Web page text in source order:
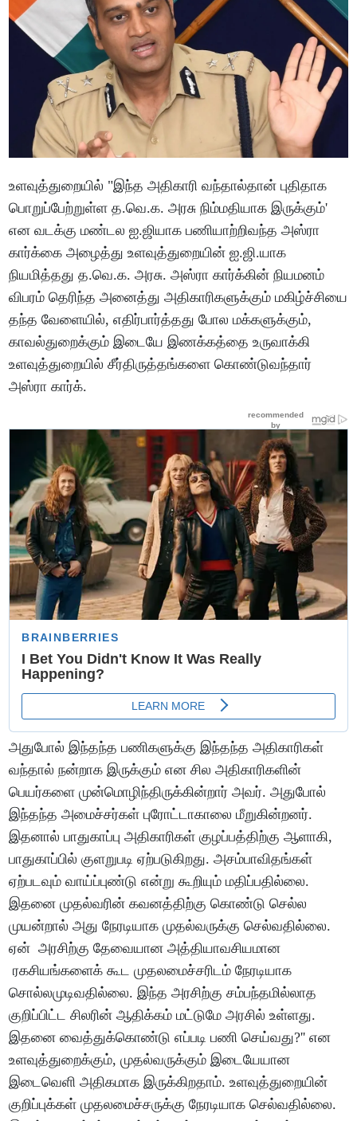
உளவுத்துறையில் "இந்த அதிகாரி வந்தால்தான் புதிதாக
பொறுப்பேற்றுள்ள த.வெ.க. அரசு நிம்மதியாக இருக்கும்'
என வடக்கு மண்டல ஐ.ஜியாக பணியாற்றிவந்த அஸ்ரா
கார்க்கை அழைத்து உளவுத்துறையின் ஐ.ஜி.யாக
நியமித்தது த.வெ.க. அரசு. அஸ்ரா கார்க்கின் நியமனம்
விபரம் தெரிந்த அனைத்து அதிகாரிகளுக்கும் மகிழ்ச்சியை
தந்த வேளையில், எதிர்பார்த்தது போல மக்களுக்கும்,
காவல்துறைக்கும் இடையே இணக்கத்தை உருவாக்கி
உளவுத்துறையில் சீர்திருத்தங்களை கொண்டுவந்தார்
அஸ்ரா கார்க்.
அதுபோல் இந்தந்த பணிகளுக்கு இந்தந்த அதிகாரிகள்
வந்தால் நன்றாக இருக்கும் என சில அதிகாரிகளின்
பெயர்களை முன்மொழிந்திருக்கின்றார் அவர். அதுபோல்
இந்தந்த அமைச்சர்கள் புரோட்டாகாலை மீறுகின்றனர்.
இதனால் பாதுகாப்பு அதிகாரிகள் குழப்பத்திற்கு ஆளாகி,
பாதுகாப்பில் குளறுபடி ஏற்படுகிறது. அசம்பாவிதங்கள்
ஏற்படவும் வாய்ப்புண்டு என்று கூறியும் மதிப்பதில்லை.
இதனை முதல்வரின் கவனத்திற்கு கொண்டு செல்ல
முயன்றால் அது நேரடியாக முதல்வருக்கு செல்வதில்லை.
ஏன் அரசிற்கு தேவையான அத்தியாவசியமான
ரகசியங்களைக் கூட முதலமைச்சரிடம் நேரடியாக
சொல்லமுடிவதில்லை. இந்த அரசிற்கு சம்பந்தமில்லாத
குறிப்பிட்ட சிலரின் ஆதிக்கம் மட்டுமே அரசில் உள்ளது.
இதனை வைத்துக்கொண்டு எப்படி பணி செய்வது?'' என
உளவுத்துறைக்கும், முதல்வருக்கும் இடையேயான
இடைவெளி அதிகமாக இருக்கிறதாம். உளவுத்துறையின்
குறிப்புக்கள் முதலமைச்சருக்கு நேரடியாக செல்வதில்லை.